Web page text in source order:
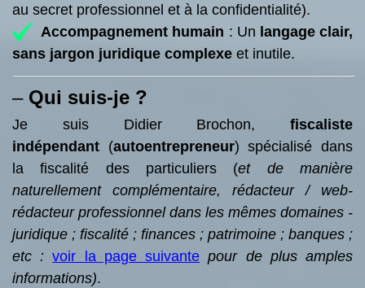
au secret professionnel et à la confidentialité).
Accompagnement humain : Un langage clair,
sans jargon juridique complexe et inutile.
– Qui suis-je ?
Je suis Didier Brochon, fiscaliste
indépendant (autoentrepreneur) spécialisé dans
la fiscalité des particuliers (et de manière
naturellement complémentaire, rédacteur / web-
rédacteur professionnel dans les mêmes domaines -
juridique ; fiscalité ; finances ; patrimoine ; banques ;
etc : voir la page suivante pour de plus amples
informations).